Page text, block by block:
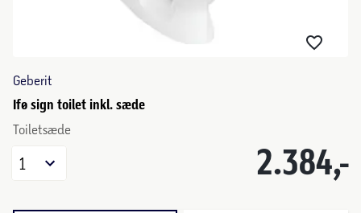
Geberit
Ifø sign toilet inkl. sæde
Toiletsæde
2.384,-
1